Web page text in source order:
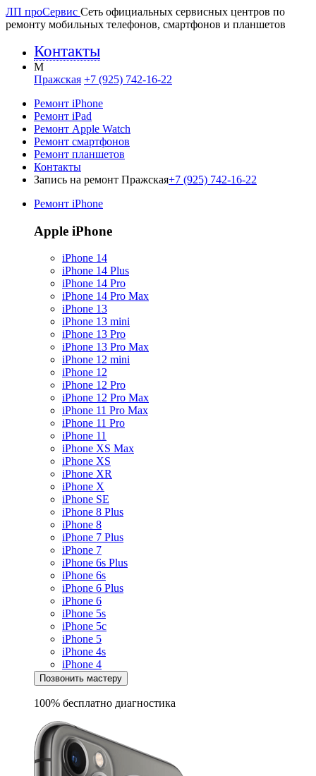
ЛП проСервис Сеть официальных сервисных центров по
ремонту мобильных телефонов, смартфонов и планшетов
Контакты
M
Пражская +7 (925) 742-16-22
Ремонт iPhone
Ремонт iPad
Ремонт Apple Watch
Ремонт смартфонов
Ремонт планшетов
Контакты
Запись на ремонт Пражская+7 (925) 742-16-22
Ремонт iPhone
Apple iPhone
iPhone 14
iPhone 14 Plus
iPhone 14 Pro
iPhone 14 Pro Max
iPhone 13
iPhone 13 mini
iPhone 13 Pro
iPhone 13 Pro Max
iPhone 12 mini
iPhone 12
iPhone 12 Pro
iPhone 12 Pro Max
iPhone 11 Pro Max
iPhone 11 Pro
iPhone 11
iPhone XS Max
iPhone XS
iPhone XR
iPhone X
iPhone SE
iPhone 8 Plus
iPhone 8
iPhone 7 Plus
iPhone 7
iPhone 6s Plus
iPhone 6s
iPhone 6 Plus
iPhone 6
iPhone 5s
iPhone 5c
iPhone 5
iPhone 4s
iPhone 4
Позвонить мастеру
100% бесплатно диагностика